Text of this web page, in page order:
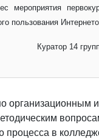
мероприятия
пользования
Куратор 14
организационным
процесса в